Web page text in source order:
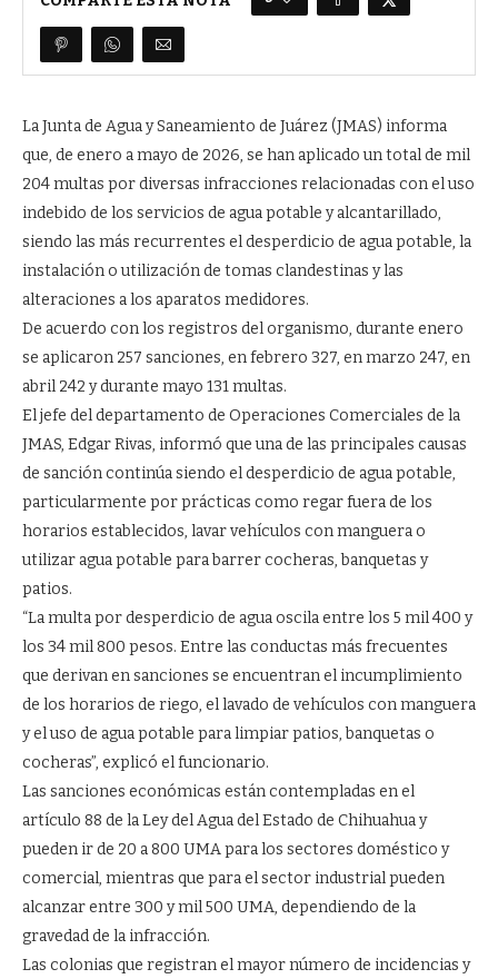
La Junta de Agua y Saneamiento de Juárez (JMAS) informa
que, de enero a mayo de 2026, se han aplicado un total de mil
204 multas por diversas infracciones relacionadas con el uso
indebido de los servicios de agua potable y alcantarillado,
siendo las más recurrentes el desperdicio de agua potable, la
instalación o utilización de tomas clandestinas y las
alteraciones a los aparatos medidores.
De acuerdo con los registros del organismo, durante enero
se aplicaron 257 sanciones, en febrero 327, en marzo 247, en
abril 242 y durante mayo 131 multas.
El jefe del departamento de Operaciones Comerciales de la
JMAS, Edgar Rivas, informó que una de las principales causas
de sanción continúa siendo el desperdicio de agua potable,
particularmente por prácticas como regar fuera de los
horarios establecidos, lavar vehículos con manguera o
utilizar agua potable para barrer cocheras, banquetas y
patios.
“La multa por desperdicio de agua oscila entre los 5 mil 400 y
los 34 mil 800 pesos. Entre las conductas más frecuentes
que derivan en sanciones se encuentran el incumplimiento
de los horarios de riego, el lavado de vehículos con manguera
y el uso de agua potable para limpiar patios, banquetas o
cocheras”, explicó el funcionario.
Las sanciones económicas están contempladas en el
artículo 88 de la Ley del Agua del Estado de Chihuahua y
pueden ir de 20 a 800 UMA para los sectores doméstico y
comercial, mientras que para el sector industrial pueden
alcanzar entre 300 y mil 500 UMA, dependiendo de la
gravedad de la infracción.
Las colonias que registran el mayor número de incidencias y